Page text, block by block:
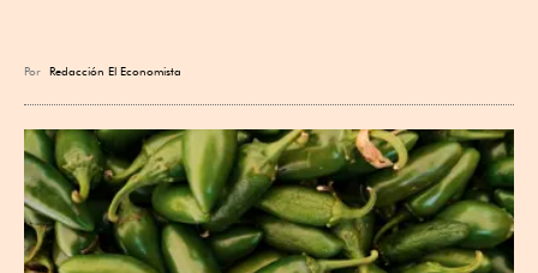
Por Redacción El Economista